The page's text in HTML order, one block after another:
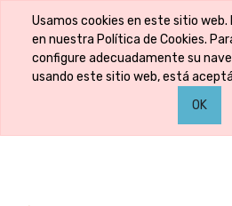
Usamos cookies en este sitio web.
en nuestra Política de Cookies.
configure adecuadamente su
usando este sitio web, está
OK